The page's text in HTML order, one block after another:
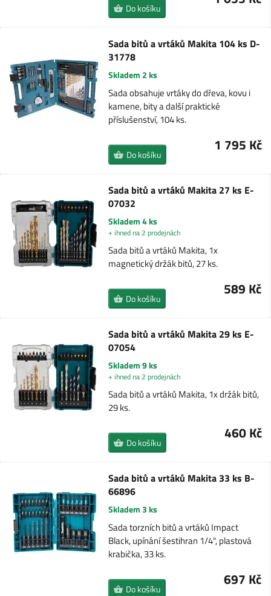
Do košíku
Sada bitů a vrtáků Makita 104 ks D-
31778
Skladem 2 ks
Sada obsahuje vrtáky do dřeva, kovu i
kamene, bity a další praktické
příslušenství, 104 ks.
1 795 Kč
Do košíku
Sada bitů a vrtáků Makita 27 ks E-
07032
Skladem 4 ks
+ ihned na 2 prodejnách
Sada bitů a vrtáků Makita, 1x
magnetický držák bitů, 27 ks.
589 Kč
Do košíku
Sada bitů a vrtáků Makita 29 ks E-
07054
Skladem 9 ks
+ ihned na 2 prodejnách
Sada bitů a vrtáků Makita, 1x držák bitů,
29 ks.
460 Kč
Do košíku
Sada bitů a vrtáků Makita 33 ks B-
66896
Skladem 3 ks
Sada torzních bitů a vrtáků Impact
Black, upínání šestihran 1/4", plastová
krabička, 33 ks.
697 Kč
Do košíku